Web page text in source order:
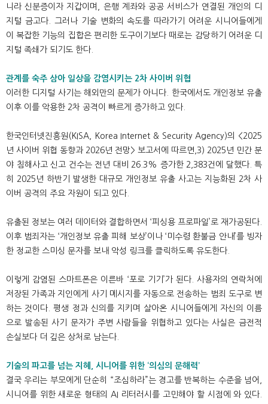
니라 신분증이자 지갑이며, 은행 계좌와 공공 서비스가 연결된 개인의 디
지털 금고다. 그러나 기술 변화의 속도를 따라가기 어려운 시니어들에게
이 복잡한 기능의 집합은 편리한 도구이기보다 때로는 감당하기 어려운 디
지털 족쇄가 되기도 한다.
관계를 숙주 삼아 일상을 감염시키는 2차 사이버 위협
이러한 디지털 사기는 해외만의 문제가 아니다. 한국에서도 개인정보 유출
이후 이를 악용한 2차 공격이 빠르게 증가하고 있다.
한국인터넷진흥원(KISA, Korea Internet & Security Agency)의 <2025
년 사이버 위협 동향과 2026년 전망> 보고서에 따르면,3) 2025년 민간 분
야 침해사고 신고 건수는 전년 대비 26.3% 증가한 2,383건에 달했다. 특
히 2025년 하반기 발생한 대규모 개인정보 유출 사고는 지능화된 2차 사
이버 공격의 주요 자원이 되고 있다.
유출된 정보는 여러 데이터와 결합하면서 ‘피싱용 프로파일’로 재가공된다.
이후 범죄자는 ‘개인정보 유출 피해 보상’이나 ‘미수령 환불금 안내’를 빙자
한 정교한 스미싱 문자를 보내 악성 링크를 클릭하도록 유도한다.
이렇게 감염된 스마트폰은 이른바 ‘포로 기기’가 된다. 사용자의 연락처에
저장된 가족과 지인에게 사기 메시지를 자동으로 전송하는 범죄 도구로 변
하는 것이다. 평생 정과 신의를 지키며 살아온 시니어들에게 자신의 이름
으로 발송된 사기 문자가 주변 사람들을 위협하고 있다는 사실은 금전적
손실보다 더 깊은 상처로 남는다.
기술의 파고를 넘는 지혜, 시니어를 위한 ‘의심의 문해력’
결국 우리는 부모에게 단순히 “조심하라”는 경고를 반복하는 수준을 넘어,
시니어를 위한 새로운 형태의 AI 리터러시를 고민해야 할 시점에 와 있다.